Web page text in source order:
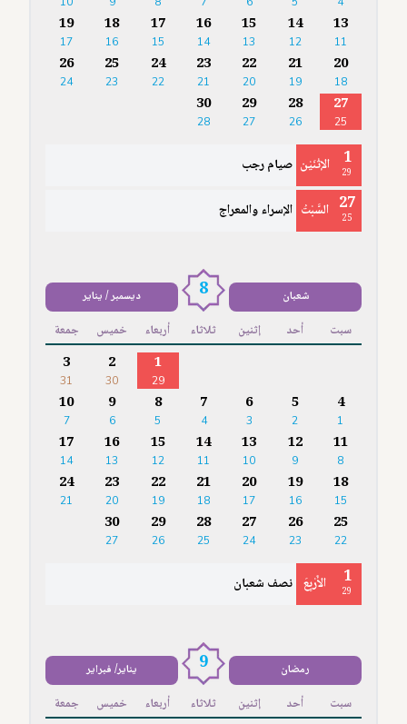
13
11
14
12
15
13
16
14
17
15
18
16
19
17
20
18
21
19
22
20
23
21
24
22
25
23
26
24
27
25
28
26
29
27
30
28
1
29 الإثْنَيْن صيام رجب
27
25 السَّبْتُ الإسراء والمعراج
شعبان 8 ديسمبر / يناير
سبت أحد إثنين ثلاثاء أربعاء خميس جمعة
1
29
2
30
3
31
4
1
5
2
6
3
7
4
8
5
9
6
10
7
11
8
12
9
13
10
14
11
15
12
16
13
17
14
18
15
19
16
20
17
21
18
22
19
23
20
24
21
25
22
26
23
27
24
28
25
29
26
30
27
1
29 الأَرْبِعَ نصف شعبان
رمضان 9 يناير/ فبراير
سبت أحد إثنين ثلاثاء أربعاء خميس جمعة